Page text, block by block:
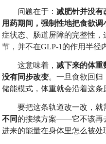
问题在于：减肥针并没有
用药期间，强制性地把食欲调
症状态、肠道屏障的完整性，
节，并不在GLP-1的作用半径
这意味着，减下来的体重
没有同步改变。一旦食欲回
储能模式，体重就会沿着这条
要把这条轨道改一改，就
不同 的接续方案——它不该再
进来的能量在身体里怎么被处